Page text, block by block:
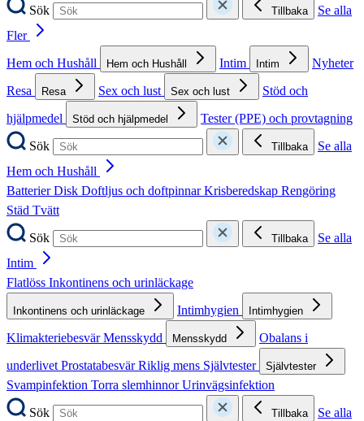
Sök
Tillbaka
Se alla
Fler
Hem och Hushåll
Hem och Hushåll Intim Intim
Nyheter
Resa
Resa Sex och lust Sex och lust
Stöd och
hjälpmedel
Stöd och hjälpmedel
Tester (PPE) och provtagning
Sök
Tillbaka
Se alla
Hem och Hushåll
BatterierDisk Doftljus och doftpinnarKrisberedskap Rengöring
Städ Tvätt
Sök
Tillbaka
Se alla
Intim
Flatlöss Inkontinens och urinläckage
Inkontinens och urinläckage Intimhygien Intimhygien
KlimakteriebesvärMensskydd Mensskydd
Obalans i
underlivetProstatabesvärRiklig mens Självtester Självtester
Svampinfektion Torra slemhinnorUrinvägsinfektion
Sök
Tillbaka
Se alla